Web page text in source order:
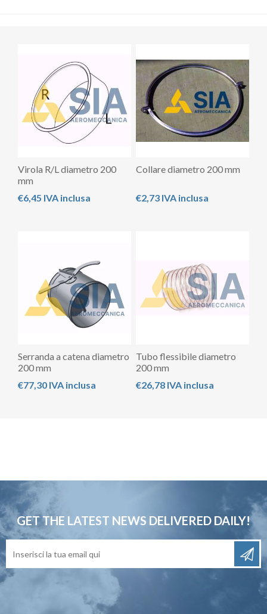
Virola R/L diametro 200
mm
€6,45 IVA inclusa
Collare diametro 200 mm
€2,73 IVA inclusa
Serranda a catena diametro
200 mm
€77,30 IVA inclusa
Tubo flessibile diametro
200 mm
€26,78 IVA inclusa
GET THE LATEST NEWS DELIVERED DAILY!